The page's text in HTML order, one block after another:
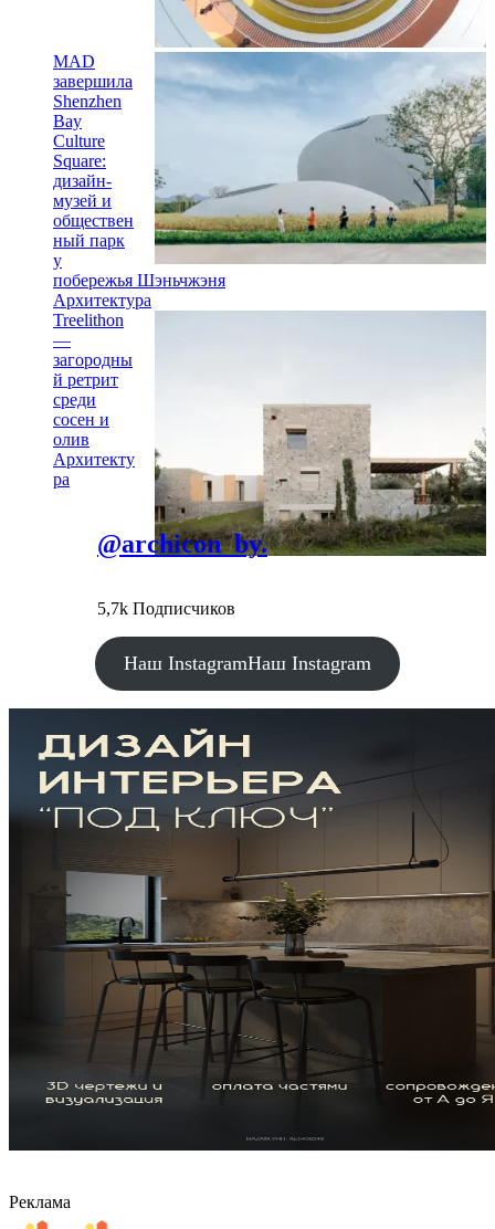
MAD
завершила
Shenzhen
Bay
Culture
Square:
дизайн-
музей и
обществен
ный парк
у
побережья Шэньчжэня
Архитектура
Treelithon
—
загородны
й ретрит
среди
сосен и
олив
Архитекту
ра
@archicon_by.
5,7k Подписчиков
Наш InstagramНаш Instagram
Реклама